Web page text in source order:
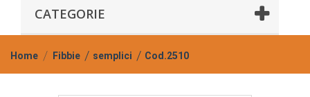
CATEGORIE
Home Fibbie semplici Cod.2510